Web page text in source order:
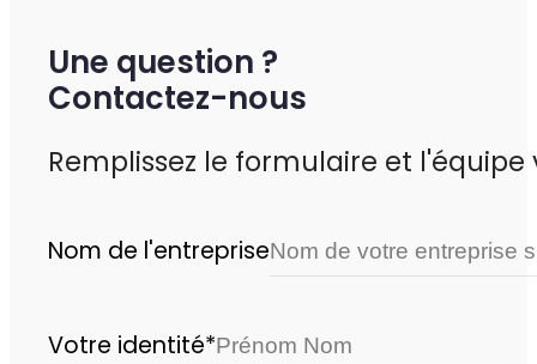
Une question ?
Contactez-nous
Remplissez le formulaire et
Nom de l'entreprise
Votre identité*